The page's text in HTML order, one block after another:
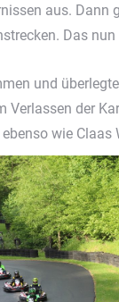
aus. Dann
Das
und
Verlassen der
wie